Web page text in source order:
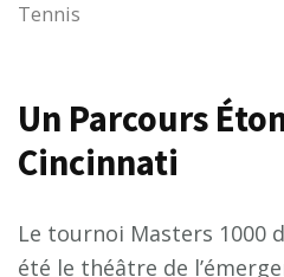
Tennis
Un Parcours
Cincinnati
Le tournoi Masters 1000
été le théâtre de